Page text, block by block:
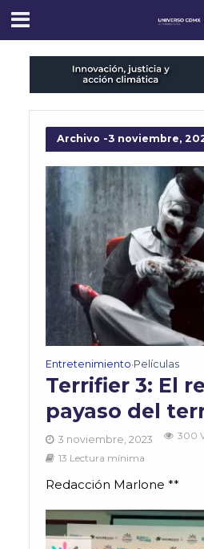
Archivo -3 noviembre,
Entretenimiento•Películas
Terrifier 3: El
payaso del
3 noviembre, 2023
300
13 Lectura mínima
Redacción Marlone **